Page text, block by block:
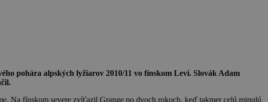
pohára alpských lyžiarov 2010/11 vo fínskom Levi. Slovák Adam
Na fínskom severe zvíťazil Grange po dvoch rokoch, keď takmer celú minulú